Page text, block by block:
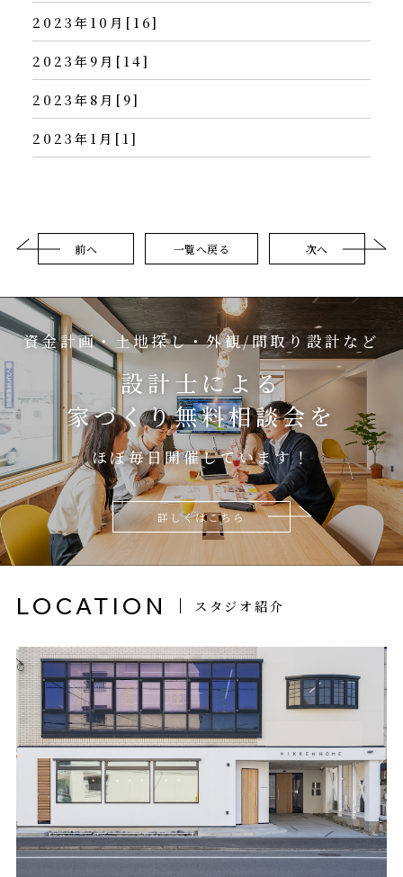
2023年10月[16]
2023年9月[14]
2023年8月[9]
2023年1月[1]
前へ 一覧へ戻る 次へ
資金計画・土地探し・外観/間取り設計など
設計士による
家づくり無料相談会を
ほぼ毎日開催しています！
詳しくはこちら
LOCATION スタジオ紹介